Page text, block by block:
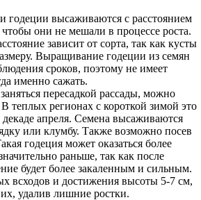
годеции высаживаются с расстоянием
они не мешали в процессе роста.
зависит от сорта, так как кусты
Выращивание годеции из семян
сроков, поэтому не имеет
именно сажать.
пересадкой рассады, можно
В теплых регионах с короткой зимой это
апреля. Семена высаживаются
или клумбу. Также возможно посев
годеция может оказаться более
раньше, так как после
будет более закаленным и сильным.
всходов и достижения высоты 5-7 см,
удалив лишние ростки.